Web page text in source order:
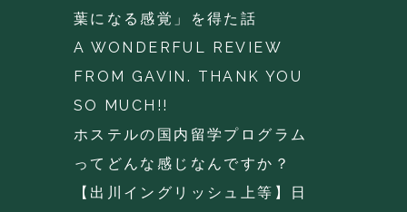
葉になる感覚」を得た話
A WONDERFUL REVIEW
FROM GAVIN. THANK YOU
SO MUCH!!
ホステルの国内留学プログラム
ってどんな感じなんですか？
【出川イングリッシュ上等】日